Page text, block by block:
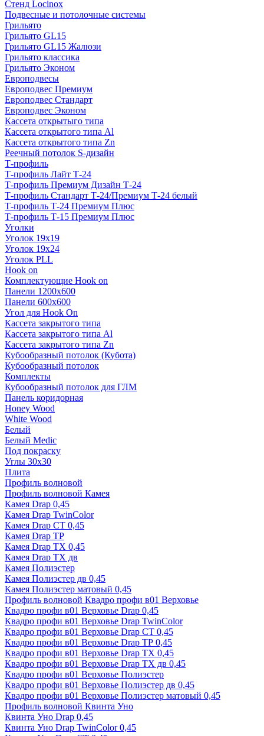
Стенд Locinox
Подвесные и потолочные системы
Грильято
Грильято GL15
Грильято GL15 Жалюзи
Грильято классика
Грильято Эконом
Европодвесы
Европодвес Премиум
Европодвес Стандарт
Европодвес Эконом
Кассета открытыго типа
Кассета открытого типа Al
Кассета открытого типа Zn
Реечный потолок S-дизайн
Т-профиль
Т-профиль Лайт Т-24
Т-профиль Премиум Дизайн Т-24
Т-профиль Стандарт Т-24/Премиум Т-24 белый
Т-профиль Т-24 Премиум Плюс
Т-профиль Т-15 Премиум Плюс
Уголки
Уголок 19х19
Уголок 19х24
Уголок PLL
Hook on
Комплектующие Hook on
Панели 1200х600
Панели 600х600
Угол для Hook On
Кассета закрытого типа
Кассета закрытого типа Al
Кассета закрытого типа Zn
Кубообразный потолок (Кубота)
Кубообразный потолок
Комплекты
Кубообразный потолок для ГЛМ
Панель коридорная
Honey Wood
White Wood
Белый
Белый Medic
Под покраску
Углы 30х30
Плита
Профиль волновой
Профиль волновой Камея
Камея Drap 0,45
Камея Drap TwinColor
Камея Drap СТ 0,45
Камея Drap ТР
Камея Drap ТХ 0,45
Камея Drap ТХ дв
Камея Полиэстер
Камея Полиэстер дв 0,45
Камея Полиэстер матовый 0,45
Профиль волновой Квадро профи в01 Верховье
Квадро профи в01 Верховье Drap 0,45
Квадро профи в01 Верховье Drap TwinColor
Квадро профи в01 Верховье Drap СТ 0,45
Квадро профи в01 Верховье Drap ТР 0,45
Квадро профи в01 Верховье Drap ТХ 0,45
Квадро профи в01 Верховье Drap ТХ дв 0,45
Квадро профи в01 Верховье Полиэстер
Квадро профи в01 Верховье Полиэстер дв 0,45
Квадро профи в01 Верховье Полиэстер матовый 0,45
Профиль волновой Квинта Уно
Квинта Уно Drap 0,45
Квинта Уно Drap TwinColor 0,45